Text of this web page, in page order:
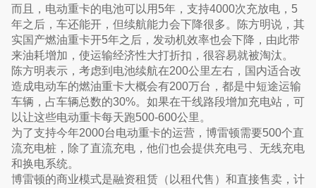
而且，电动重卡的电池可以用5年，支持4000次充放电，5
年之后，车还能开，但续航能力会下降很多。陈方明说，其
实国产燃油重卡开5年之后，发动机效率也会下降，由此带
来油耗增加，使运输经济性大打折扣，很容易就被淘汰。
陈方明表示，考虑到电池续航在200公里左右，国内适合改
造成电动车的燃油重卡大概会有200万台，都是中短途运输
车辆，占车辆总数的30%。如果在干线路段增加充电站，可
以让这些电动重卡每天跑500-600公里。
为了支持今年2000台电动重卡的运营，博雷顿需要500个直
流充电桩，除了直流充电，他们也会提供充电弓、无线充电
和换电系统。
博雷顿的商业模式是融资租赁（以租代售）和直接售卖，计